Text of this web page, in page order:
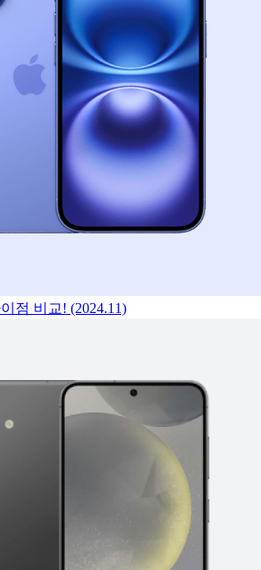
점 비교! (2024.11)